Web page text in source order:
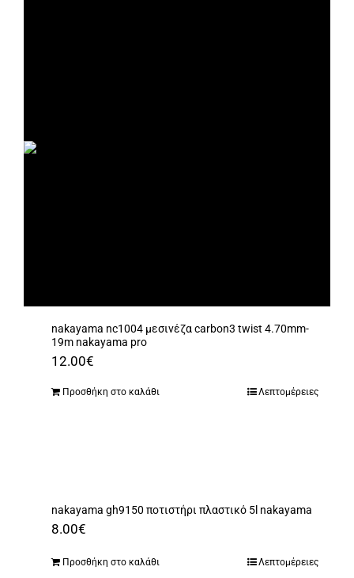
nakayama nc1004 μεσινέζα carbon3 twist 4.70mm-
19m nakayama pro
12.00€
Προσθήκη στο καλάθι Λεπτομέρειες
nakayama gh9150 ποτιστήρι πλαστικό 5l nakayama
8.00€
Προσθήκη στο καλάθι Λεπτομέρειες